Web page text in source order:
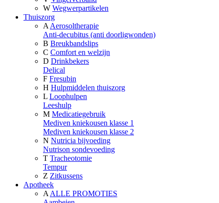
W Wegwerpartikelen
Thuiszorg
A Aerosoltherapie
Anti-decubitus (anti doorligwonden)
B Breukbandslips
C Comfort en welzijn
D Drinkbekers
Delical
F Fresubin
H Hulpmiddelen thuiszorg
L Loophulpen
Leeshulp
M Medicatiegebruik
Mediven kniekousen klasse 1
Mediven kniekousen klasse 2
N Nutricia bijvoeding
Nutrison sondevoeding
T Tracheotomie
Tempur
Z Zitkussens
Apotheek
A ALLE PROMOTIES